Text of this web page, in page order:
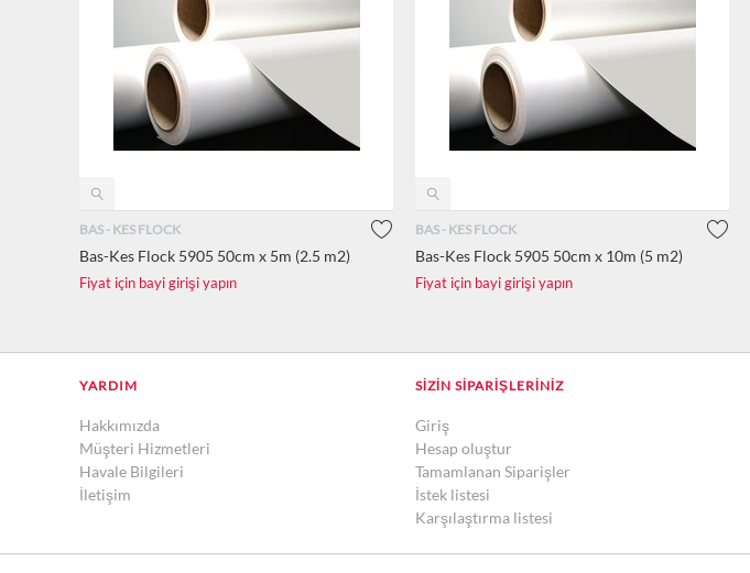
BAS - KES FLOCK
Bas-Kes Flock 5905 50cm x 5m (2.5 m2)
Fiyat için bayi girişi yapın
BAS - KES FLOCK
Bas-Kes Flock 5905 50cm x 10m (5 m2)
Fiyat için bayi girişi yapın
YARDIM
Hakkımızda
Müşteri Hizmetleri
Havale Bilgileri
İletişim
SIZIN SIPARIŞLERINIZ
Giriş
Hesap oluştur
Tamamlanan Siparişler
İstek listesi
Karşılaştırma listesi